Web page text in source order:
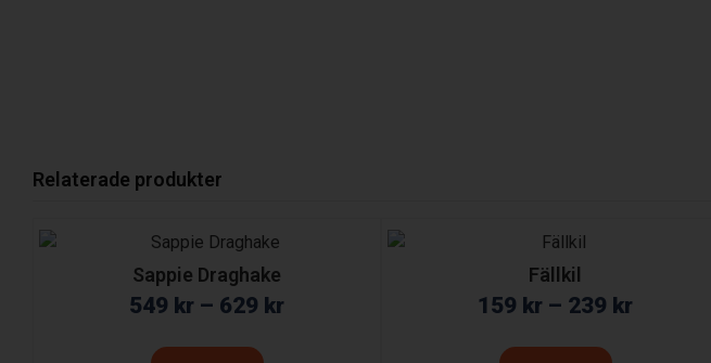
Relaterade produkter
Sappie Draghake
549 kr – 629 kr
Fällkil
159 kr – 239 kr